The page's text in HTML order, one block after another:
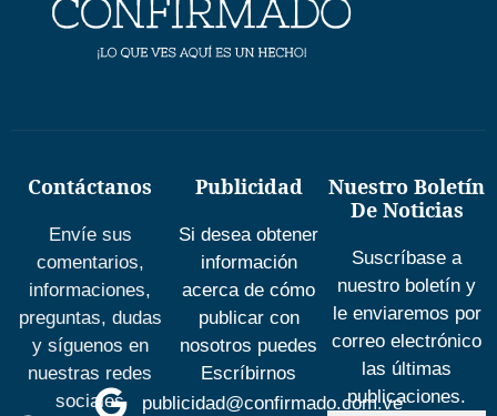
Contáctanos
Envíe sus
comentarios,
informaciones,
preguntas, dudas
y síguenos en
nuestras redes
sociales
Publicidad
Si desea obtener
información
acerca de cómo
publicar con
nosotros puedes
Escríbirnos
publicidad@confirmado.com.ve
Nuestro Boletín
De Noticias
Suscríbase a
nuestro boletín y
le enviaremos por
correo electrónico
las últimas
publicaciones.